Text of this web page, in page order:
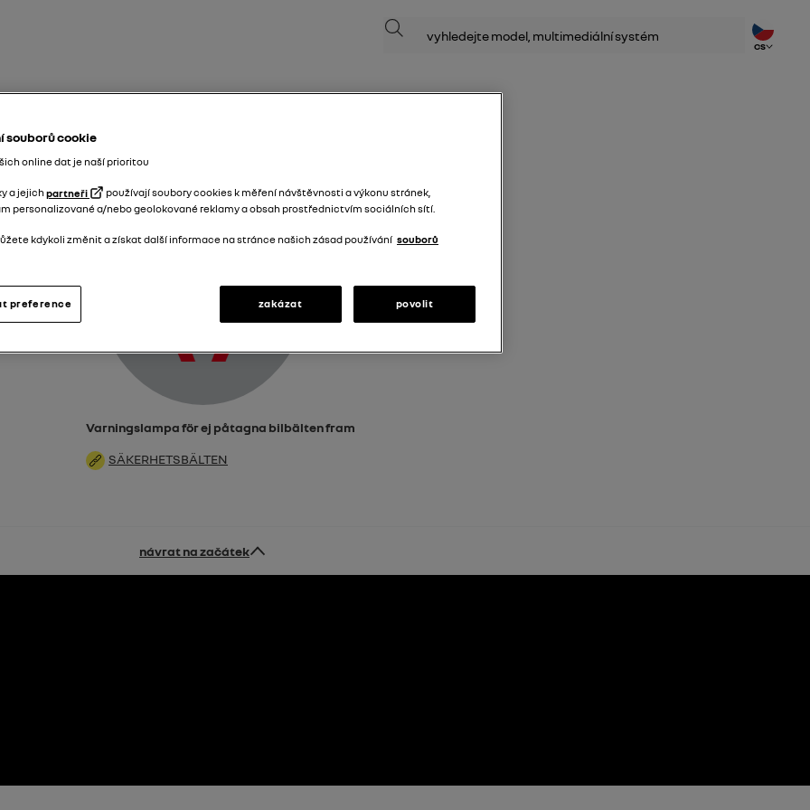
Hledat
CS
Varningslampa för ej påtagna bilbälten fram
Varningslampa för ej påtagna bilbälten fram
SÄKERHETSBÄLTEN
návrat na začátek
souborů cookie
online dat je naší prioritou
a jejichpartneři
používají soubory cookies k měření návštěvnosti a výkonu stránek,
personalizované a/nebo geolokované reklamy a obsah prostřednictvím sociálních sítí.
kdykoli změnit a získat další informace na stránce našich zásad používání souborů
zakázat povolit
preference